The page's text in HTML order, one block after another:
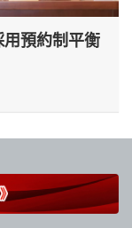
預約制平衡